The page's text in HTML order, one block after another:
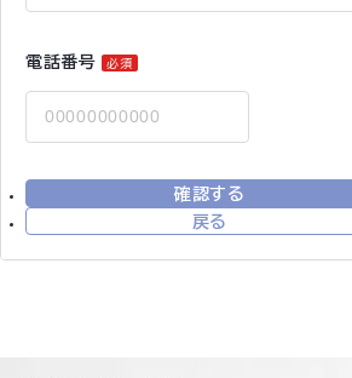
電話番号 必須
戻る
確認する